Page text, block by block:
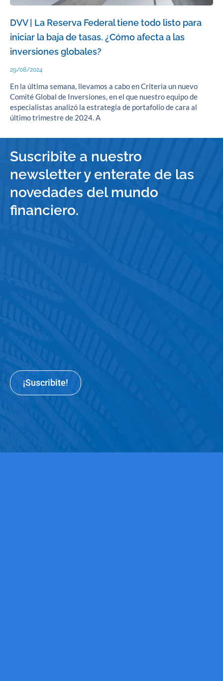
DVV | La Reserva Federal tiene todo listo para
iniciar la baja de tasas. ¿Cómo afecta a las
inversiones globales?
29/08/2024
En la última semana, llevamos a cabo en Criteria un nuevo
Comité Global de Inversiones, en el que nuestro equipo de
especialistas analizó la estrategia de portafolio de cara al
último trimestre de 2024. A
Suscribite a nuestro
newsletter y enterate de las
novedades del mundo
financiero.
¡Suscribite!